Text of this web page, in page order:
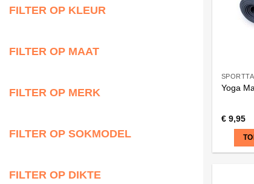
FILTER OP KLEUR
FILTER OP MAAT
FILTER OP MERK
FILTER OP SOKMODEL
FILTER OP DIKTE
Yoga
€9,95